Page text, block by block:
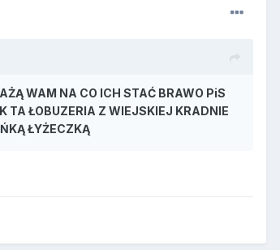
WAM NA CO ICH STAĆ BRAWO PiS
TA ŁOBUZERIA Z WIEJSKIEJ KRADNIE
ŁYŻECZKĄ